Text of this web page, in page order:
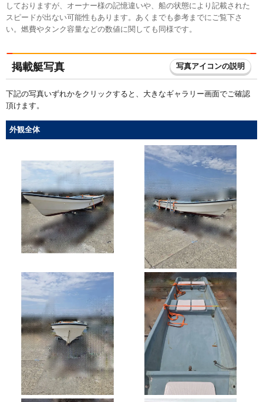
しておりますが、オーナー様の記憶違いや、船の状態により記載された
スピードが出ない可能性もあります。あくまでも参考までにご覧下さ
い。燃費やタンク容量などの数値に関しても同様です。
掲載艇写真 写真アイコンの説明
下記の写真いずれかをクリックすると、大きなギャラリー画面でご確認
頂けます。
外観全体